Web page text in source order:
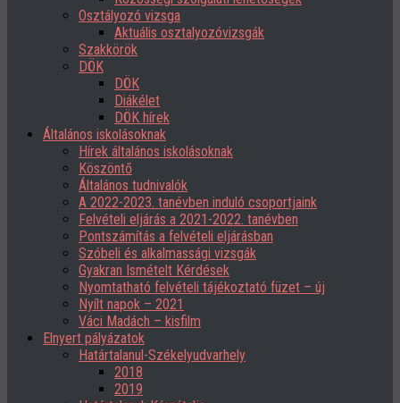
Osztályozó vizsga
Aktuális osztalyozóvizsgák
Szakkörök
DÖK
DÖK
Diákélet
DÖK hírek
Általános iskolásoknak
Hírek általános iskolásoknak
Köszöntő
Általános tudnivalók
A 2022-2023. tanévben induló csoportjaink
Felvételi eljárás a 2021-2022. tanévben
Pontszámítás a felvételi eljárásban
Szóbeli és alkalmassági vizsgák
Gyakran Ismételt Kérdések
Nyomtatható felvételi tájékoztató füzet – új
Nyílt napok – 2021
Váci Madách – kisfilm
Elnyert pályázatok
Határtalanul-Székelyudvarhely
2018
2019